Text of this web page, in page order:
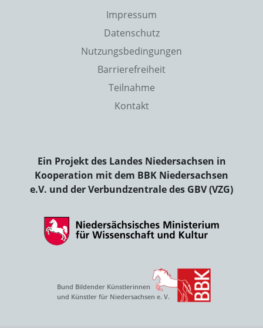
Impressum
Datenschutz
Nutzungsbedingungen
Barrierefreiheit
Teilnahme
Kontakt
Ein Projekt des Landes Niedersachsen in
Kooperation mit dem BBK Niedersachsen
e.V. und der Verbundzentrale des GBV (VZG)
Bund Bildender Künstlerinnen
und Künstler für Niedersachsen e. V.